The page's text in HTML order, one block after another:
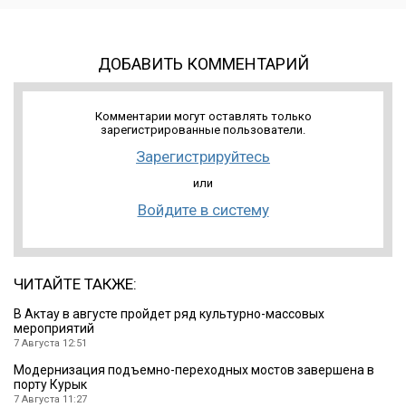
ДОБАВИТЬ КОММЕНТАРИЙ
Комментарии могут оставлять только
зарегистрированные пользователи.
Зарегистрируйтесь
или
Войдите в систему
ЧИТАЙТЕ ТАКЖЕ:
В Актау в августе пройдет ряд культурно-массовых
мероприятий
7 Августа 12:51
Модернизация подъемно-переходных мостов завершена в
порту Курык
7 Августа 11:27